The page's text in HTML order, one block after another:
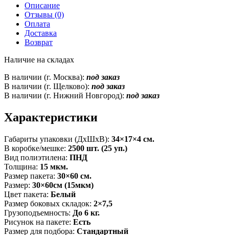
Описание
Отзывы (0)
Оплата
Доставка
Возврат
Наличие на складах
В наличии (г. Москва): под заказ
В наличии (г. Щелково): под заказ
В наличии (г. Нижний Новгород): под заказ
Характеристики
Габариты упаковки (ДxШxВ): 34×17×4 см.
В коробке/мешке: 2500 шт. (25 уп.)
Вид полиэтилена: ПНД
Толщина: 15 мкм.
Размер пакета: 30×60 см.
Размер: 30×60см (15мкм)
Цвет пакета: Белый
Размер боковых складок: 2×7,5
Грузоподъемность: До 6 кг.
Рисунок на пакете: Есть
Размер для подбора: Стандартный